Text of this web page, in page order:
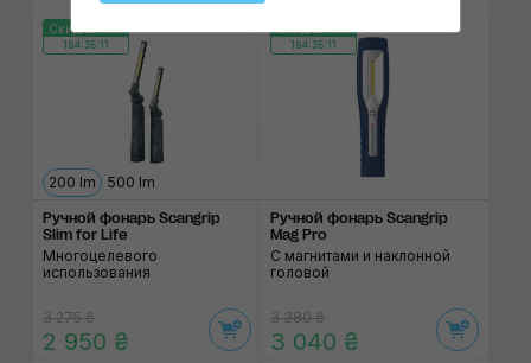
Скидка 10%
194:35:11
200 lm 500 lm
Ручной фонарь Scangrip
Slim for Life
Многоцелевого
использования
3 275 ₴
2 950 ₴
194:35:11
Ручной фонарь Scangrip
Mag Pro
С магнитами и наклонной
головой
3 380 ₴
3 040 ₴